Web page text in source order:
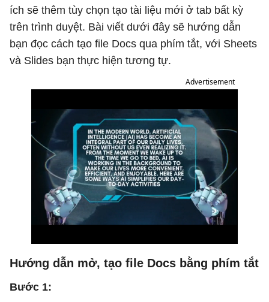
ích sẽ thêm tùy chọn tạo tài liệu mới ở tab bất kỳ
trên trình duyệt. Bài viết dưới đây sẽ hướng dẫn
bạn đọc cách tạo file Docs qua phím tắt, với Sheets
và Slides bạn thực hiện tương tự.
Advertisement
Hướng dẫn mở, tạo file Docs bằng phím tắt
Bước 1: